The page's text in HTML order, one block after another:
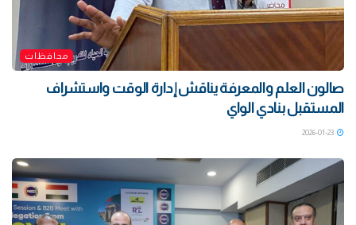
محافظات
صالون العلم والمعرفة يناقش إدارة الوقت واستشراف
المستقبل بنادي الواي